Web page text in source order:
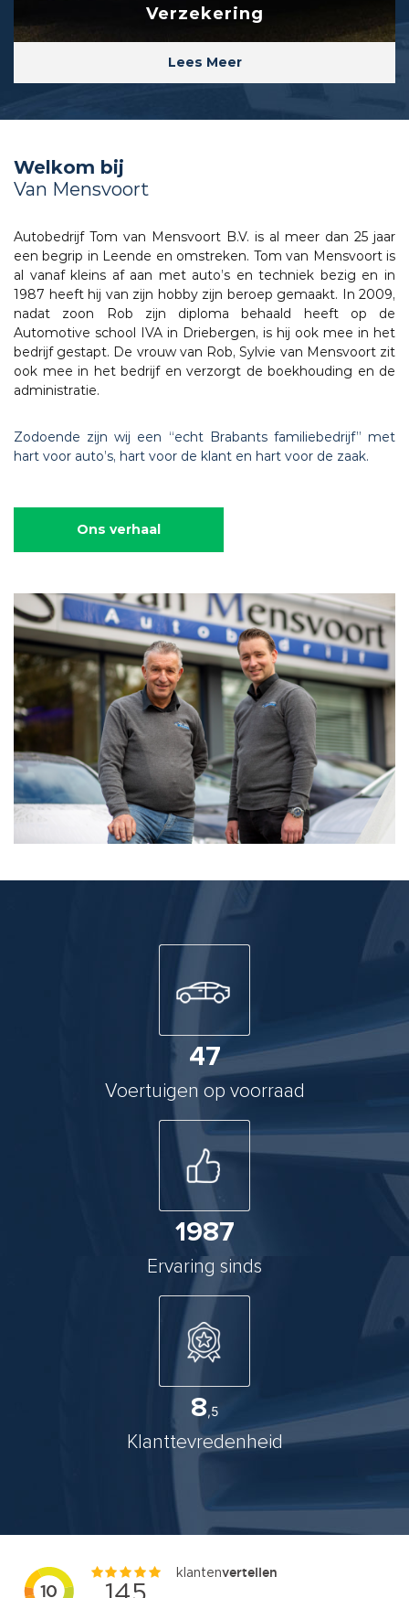
Verzekering
Lees Meer
Welkom bij
Van Mensvoort
Autobedrijf Tom van Mensvoort B.V. is al meer dan 25 jaar
een begrip in Leende en omstreken. Tom van Mensvoort is
al vanaf kleins af aan met auto’s en techniek bezig en in
1987 heeft hij van zijn hobby zijn beroep gemaakt. In 2009,
nadat zoon Rob zijn diploma behaald heeft op de
Automotive school IVA in Driebergen, is hij ook mee in het
bedrijf gestapt. De vrouw van Rob, Sylvie van Mensvoort zit
ook mee in het bedrijf en verzorgt de boekhouding en de
administratie.
Zodoende zijn wij een “echt Brabants familiebedrijf” met
hart voor auto’s, hart voor de klant en hart voor de zaak.
Ons verhaal
47
Voertuigen op voorraad
1987
Ervaring sinds
8,5
Klanttevredenheid